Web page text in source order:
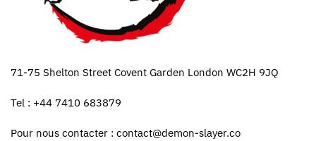
71-75 Shelton Street Covent Garden London WC2H 9JQ
Tel : +44 7410 683879
Pour nous contacter : contact@demon-slayer.co